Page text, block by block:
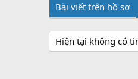
Bài viết trên hồ sơ
Hiện tại không có